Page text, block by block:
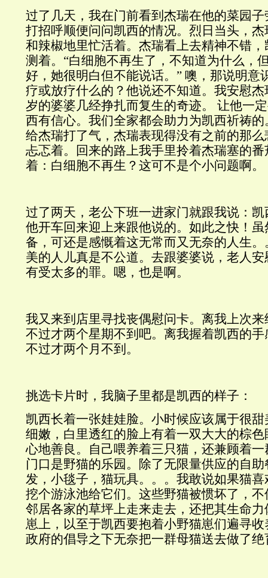
过了几天，我在门前看到杰瑞在他的菜园
打招呼顺便问问凯西的情况。烈日当头，
和辣椒地里忙活着。杰瑞看上去精神不错
测着。“白细胞不再生了，不知道为什么，
好，她很明白但不能说话。” 噢，那说明意
疗或放疗什么的？他说还不知道。我安慰
岁的婆婆几经挣扎而复生的奇迹。
让他一
西有信心。我们全家都会助力为凯西祈祷
给杰瑞打了气，杰瑞表现得没有之前的那
忐忑着。回来的路上我手里拎着杰瑞塞的
着：白细胞不再生？这可不是个小问题啊。
过了两天，老公下班一进家门就跟我说：
他开车回来迎上来跟他说的。如此之快！
备，可还是感慨着这无常而又无奈的人生
美的人儿真是不公道。去跟婆婆说，老人
有受太多的罪。嗯，也是啊。
我又来到店里寻找丧偶慰问卡。离我上次
不过才两个星期不到吧。离我握着凯西的
不过才两个月不到。
挑选卡片时，我脑子里都是凯西的样子：
凯西长着一张娃娃脸。小时候应该属于很
细嫩，白里透红的脸上有着一双大大的棕
心地善良。自己喂养着三只猫，还兼顾着
门口是野猫的乐园。除了无限量供应的自
发，小毯子，猫玩具。。。我敢说如果猫
挖个游泳池给它们。这些野猫被惯坏了，
邻居各家的草坪上走来走去，还把其生命
崽上，以至于凯西要抱着小野猫崽们遍寻
政府的倡导之下无奈把一群母猫送去做了绝